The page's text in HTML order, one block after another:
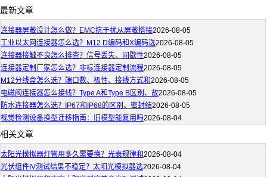
最新文章
连接器屏蔽设计怎么做？EMC抗干扰从屏蔽搭接2026-08-05
工业以太网连接器怎么选？M12 D编码和X编码选2026-08-05
连接器接触不良怎么排查？信号丢失、间歇性2026-08-05
连接器定制厂家怎么选？非标连接器定制流程2026-08-05
M12分线盒怎么选？端口数、极性、接线方式和2026-08-05
电磁阀连接器怎么接线？Type A和Type B区别、故2026-08-05
防水连接器怎么选？IP67和IP68的区别、密封结2026-08-05
视觉检测设备换型迁移指南：旧模型能复用吗2026-08-04
相关文章
太阳光模拟器灯管用多久需要换？光衰规律和2026-08-04
光伏组件IV测试结果不稳定？太阳光模拟器选2026-08-04